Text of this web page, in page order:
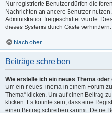
Nur registrierte Benutzer dürfen die
Nachrichten an andere Benutzer
Administration freigeschaltet wurde.
dieses Systems durch Gäste verhindern.
Nach oben
Beiträge schreiben
Wie erstelle ich ein neues Thema oder
Um ein neues Thema in einem Forum
Thema“ klicken. Um auf einen Beitrag
klicken. Es könnte sein, dass eine
einen Beitrag schreiben kannst. Deine